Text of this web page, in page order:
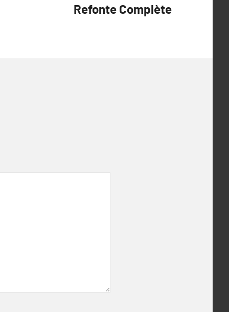
Refonte Complète